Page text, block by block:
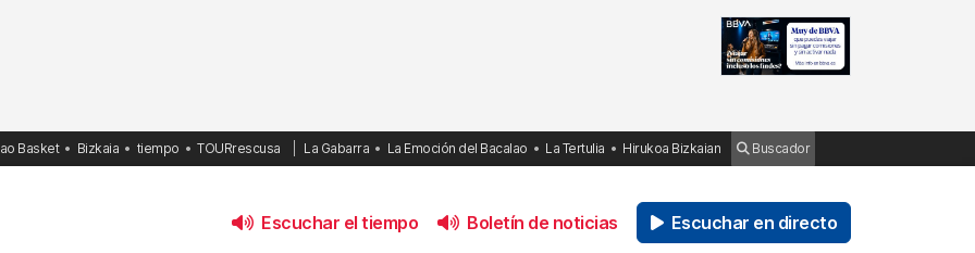
Basket Bizkaia tiempo TOURrescusa La Gabarra La Emoción del Bacalao La Tertulia Hirukoa Bizkaian Buscador
Escuchar el tiempo Boletín de noticias Escuchar en directo